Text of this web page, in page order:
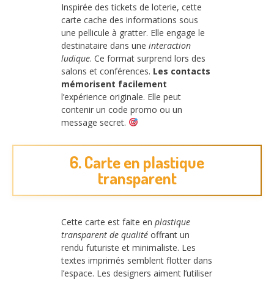
Inspirée des tickets de loterie, cette
carte cache des informations sous
une pellicule à gratter. Elle engage le
destinataire dans une interaction
ludique. Ce format surprend lors des
salons et conférences. Les contacts
mémorisent facilement
l’expérience originale. Elle peut
contenir un code promo ou un
message secret.
6. Carte en plastique
transparent
Cette carte est faite en plastique
transparent de qualité offrant un
rendu futuriste et minimaliste. Les
textes imprimés semblent flotter dans
l’espace. Les designers aiment l’utiliser